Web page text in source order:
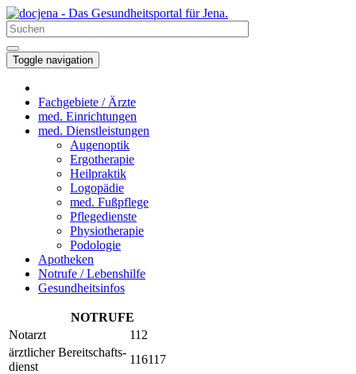
Toggle navigation
Fachgebiete / Ärzte
med. Einrichtungen
med. Dienstleistungen
Augenoptik
Ergotherapie
Heilpraktik
Logopädie
med. Fußpflege
Pflegedienste
Physiotherapie
Podologie
Apotheken
Notrufe / Lebenshilfe
Gesundheitsinfos
NOTRUFE
Notarzt
112
ärztlicher Bereitschafts-
dienst
116117